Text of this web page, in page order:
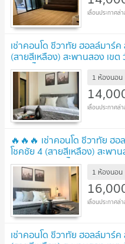
เช่าคอนโด ชีวาทัย ฮอลล์มาร์
(สายสีเหลือง) สะพานสอง เข
✅ ทักไลน์
UPDATE ! 1 ห้องนอน
🔥🔥🔥 เช่าคอนโด ชีวาทัย ฮ
โชคชัย 4 (สายสีเหลือง) สะพา
108391 ✅ ทักไลน์
อาชีพ ✅ 🔥🔥🔥 UPDATE !
1 ห้องนอน
เช่าคอนโด ชีวาทัย ฮอลล์มาร์